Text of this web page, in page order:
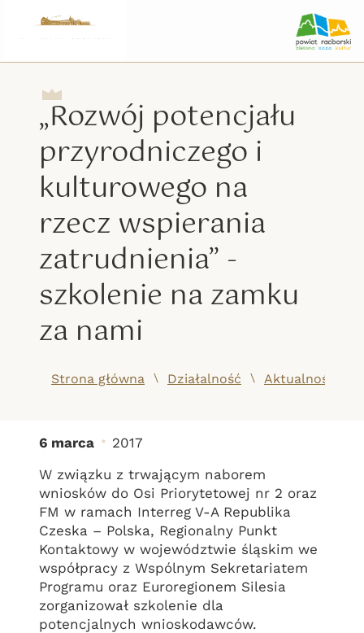
„Rozwój potencjału
przyrodniczego i
kulturowego na
rzecz wspierania
zatrudnienia” -
szkolenie na zamku
za nami
Strona główna /
Działalność Aktualności
„Rozwój potencjału
6 marca
2017
W związku z trwającym naborem
wniosków do Osi Priorytetowej nr 2 oraz
FM w ramach Interreg V-A Republika
Czeska – Polska, Regionalny Punkt
Kontaktowy w województwie śląskim we
współpracy z Wspólnym Sekretariatem
Programu oraz Euroregionem Silesia
zorganizował szkolenie dla
potencjalnych wnioskodawców.